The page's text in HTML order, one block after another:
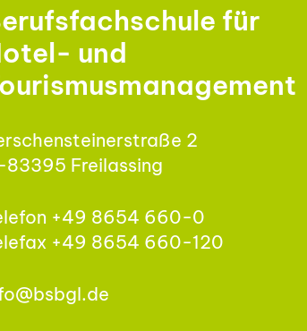
für
und
2
83395 Freilassing
+49 8654 660-0
+49 8654 660-120